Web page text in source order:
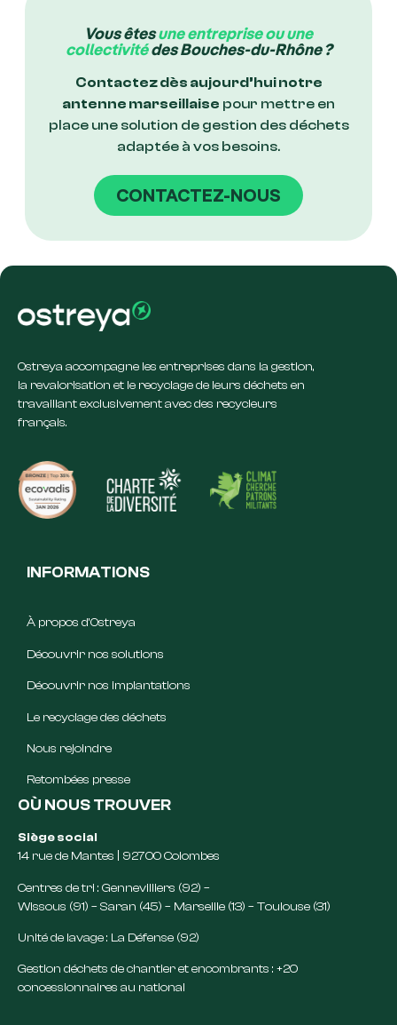
Vous êtesune entreprise ou une
collectivitédes Bouches-du-Rhône ?
Contactez dès aujourd’hui notre
antenne marseillaise pour mettre en
place une solution de gestion des déchets
adaptée à vos besoins.
CONTACTEZ-NOUS
Ostreya accompagne les entreprises dans la gestion,
la revalorisation et le recyclage de leurs déchets en
travaillant exclusivement avec des recycleurs
français.
INFORMATIONS
À propos d’Ostreya
Découvrir nos solutions
Découvrir nos implantations
Le recyclage des déchets
Nous rejoindre
Retombées presse
OÙ NOUS TROUVER
Siège social
14 rue de Mantes | 92700 Colombes
Centres de tri : Gennevilliers (92) –
Wissous (91) – Saran (45) – Marseille (13) – Toulouse (31)
Unité de lavage : La Défense (92)
Gestion déchets de chantier et encombrants : +20
concessionnaires au national